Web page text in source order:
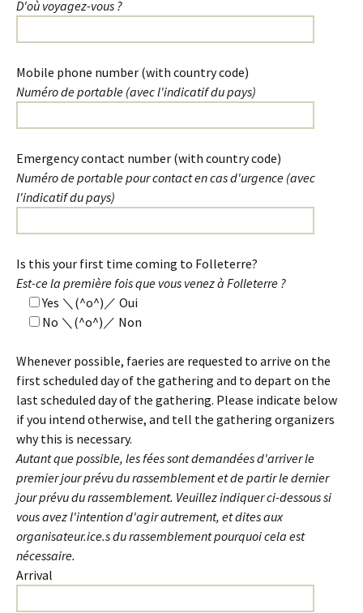
D'où voyagez-vous ?
Mobile phone number (with country code)
Numéro de portable (avec l'indicatif du pays)
Emergency contact number (with country code)
Numéro de portable pour contact en cas d'urgence (avec
l'indicatif du pays)
Is this your first time coming to Folleterre?
Est-ce la première fois que vous venez à Folleterre ?
Yes ＼(^o^)／ Oui
No ＼(^o^)／ Non
Whenever possible, faeries are requested to arrive on the
first scheduled day of the gathering and to depart on the
last scheduled day of the gathering. Please indicate below
if you intend otherwise, and tell the gathering organizers
why this is necessary.
Autant que possible, les fées sont demandées d'arriver le
premier jour prévu du rassemblement et de partir le dernier
jour prévu du rassemblement. Veuillez indiquer ci-dessous si
vous avez l'intention d'agir autrement, et dites aux
organisateur.ice.s du rassemblement pourquoi cela est
nécessaire.
Arrival